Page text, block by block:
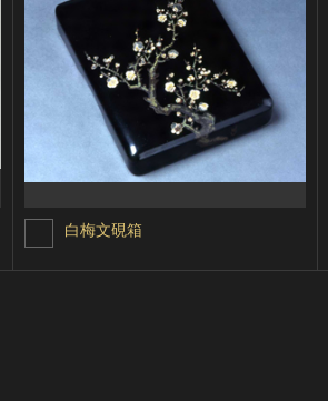
白梅文硯箱